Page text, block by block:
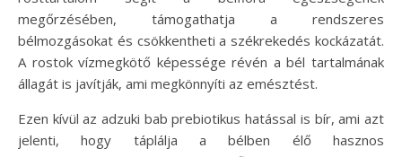
megőrzésében, támogathatja a rendszeres
bélmozgásokat és csökkentheti a székrekedés kockázatát.
A rostok vízmegkötő képessége révén a bél tartalmának
állagát is javítják, ami megkönnyíti az emésztést.
Ezen kívül az adzuki bab prebiotikus hatással is bír, ami azt
jelenti, hogy táplálja a bélben élő hasznos